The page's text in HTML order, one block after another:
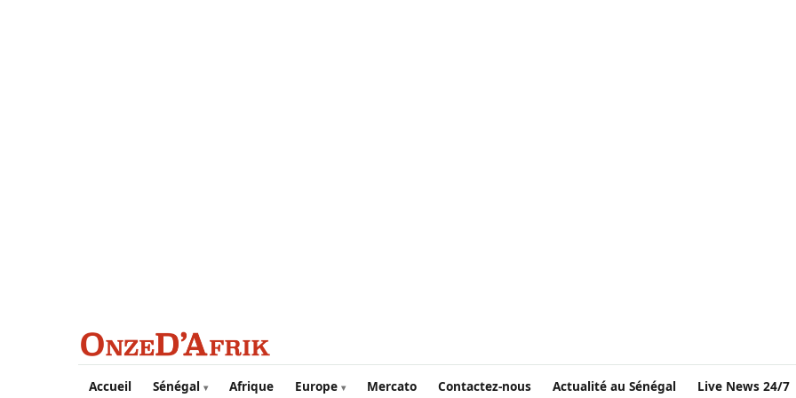
Aller au contenu principal
Accueil Sénégal Afrique Europe Mercato Contactez-nous Actualité au Sénégal Live News 24/7